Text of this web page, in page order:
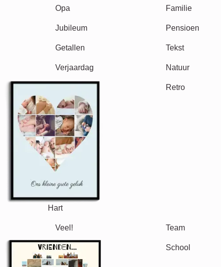
Seizoensgebonden
Klassiek
Kinderen
Mama & Papa